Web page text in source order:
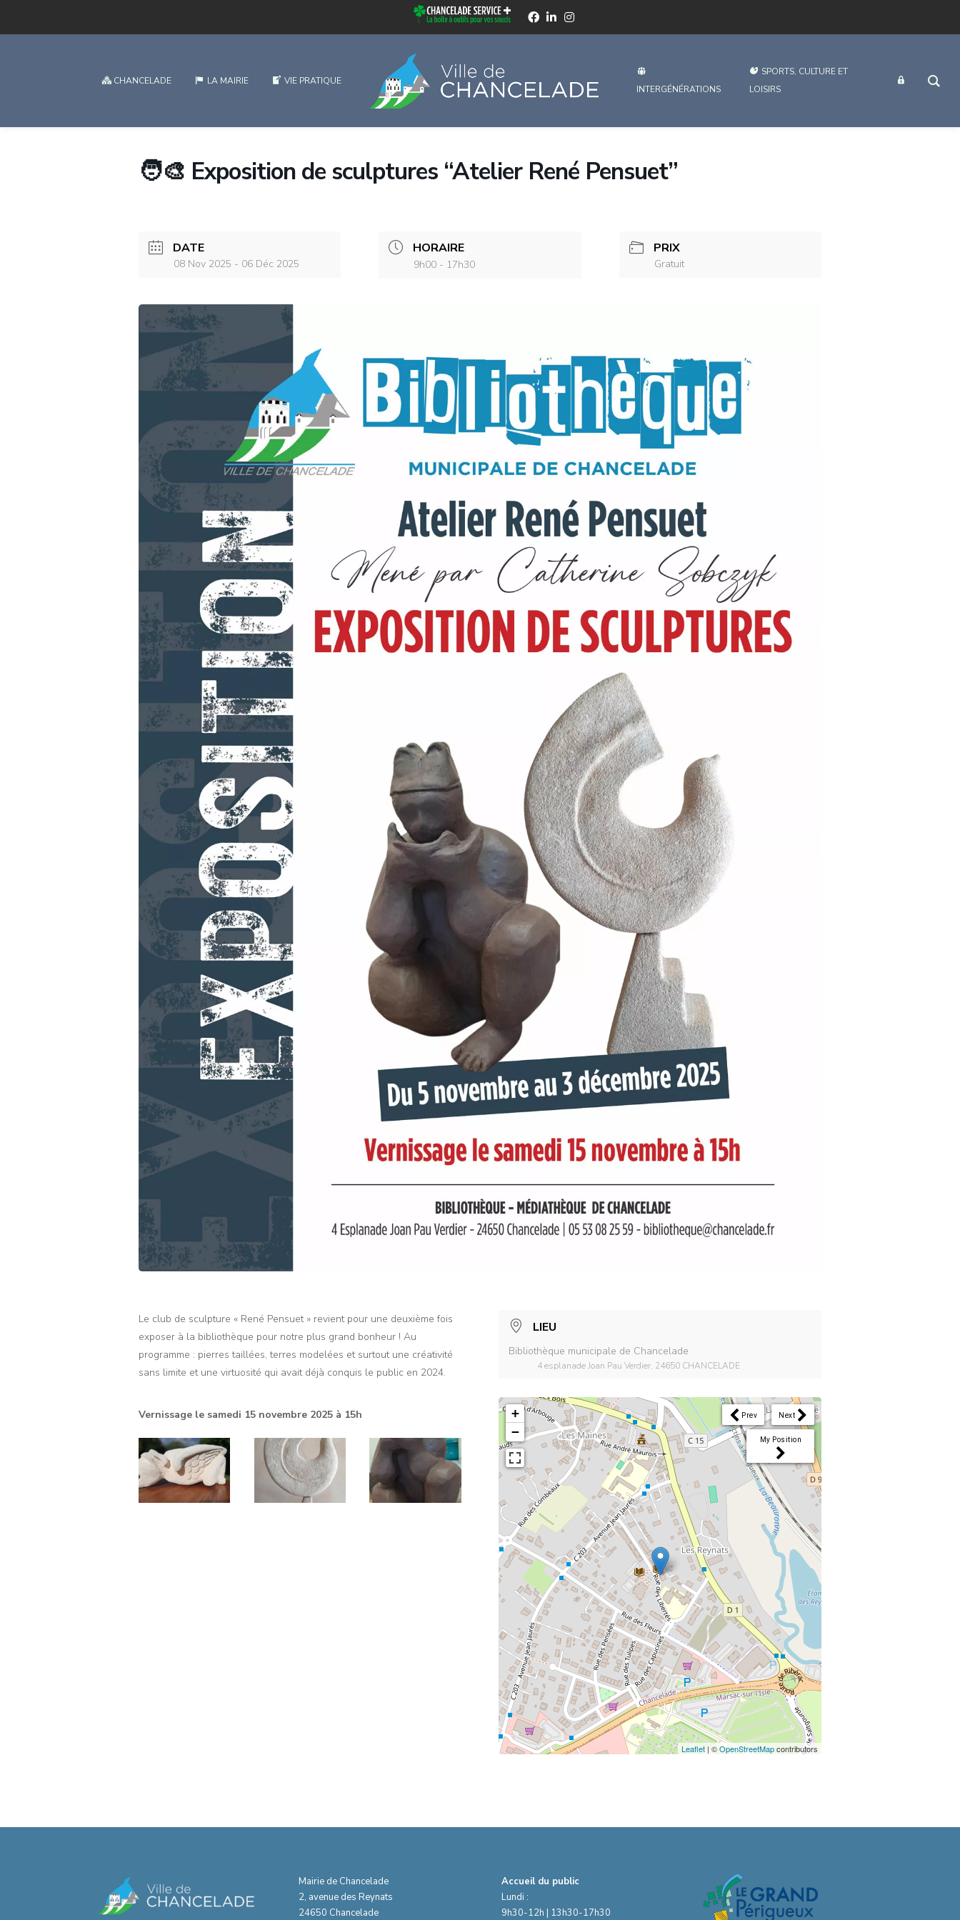
CHANCELADE LA MAIRIE VIE PRATIQUE
INTERGÉNÉRATIONS
SPORTS, CULTURE ET
LOISIRS
INTRANET
🧑‍🎨 Exposition de sculptures “Atelier René Pensuet”
DATE
08 Nov 2025 - 06 Déc 2025
HORAIRE
9h00 - 17h30
PRIX
Gratuit
Le club de sculpture « René Pensuet » revient pour une deuxième fois
exposer à la bibliothèque pour notre plus grand bonheur ! Au
programme : pierres taillées, terres modelées et surtout une créativité
sans limite et une virtuosité qui avait déjà conquis le public en 2024.
Vernissage le samedi 15 novembre 2025 à 15h
LIEU
Bibliothèque municipale de Chancelade
4 esplanade Joan Pau Verdier, 24650 CHANCELADE
Next
Prev
My Position
+
−
Leaflet | ©OpenStreetMapcontributors
Mairie de Chancelade
2, avenue des Reynats
24650 Chancelade
Accueil du public
Lundi :
9h30-12h | 13h30-17h30